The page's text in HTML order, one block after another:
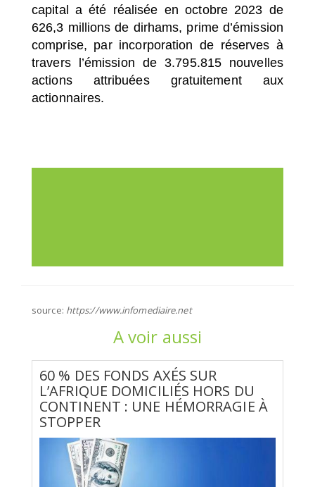
capital a été réalisée en octobre 2023 de
626,3 millions de dirhams, prime d’émission
comprise, par incorporation de réserves à
travers l’émission de 3.795.815 nouvelles
actions attribuées gratuitement aux
actionnaires.
source: https://www.infomediaire.net
A voir aussi
60 % DES FONDS AXÉS SUR
L’AFRIQUE DOMICILIÉS HORS DU
CONTINENT : UNE HÉMORRAGIE À
STOPPER